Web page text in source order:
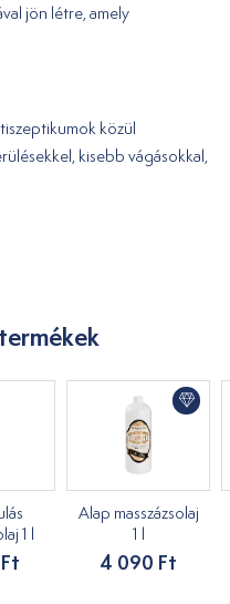
jön létre, amely
közül
kisebb vágásokkal,
1 l
Alap masszázsolaj
1 l
4 090 Ft